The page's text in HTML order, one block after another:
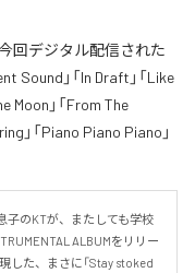
回デジタル配信された
Sound」「In Draft」「Like
Moon」「From The
」「Piano Piano Piano」
子のKTが、またしても学校
ALBUMをリリー
した、まさに「Stay stoked